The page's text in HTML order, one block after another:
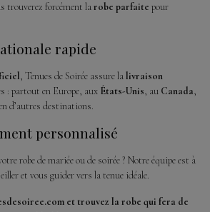
trouverez forcément larobe parfaite pour
rapide
, Tenues de Soirée assure lalivraison
: partout en Europe, aux États-Unis, au Canada,
d’autres destinations.
personnalisé
robe de mariée ou de soirée ? Notre équipe est à
et vous guider vers la tenue idéale.
et trouvez la robe qui fera de